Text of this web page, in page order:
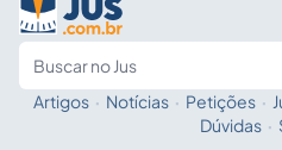
Fale
Artigos · Notícias · Petições ·
Dúvidas ·